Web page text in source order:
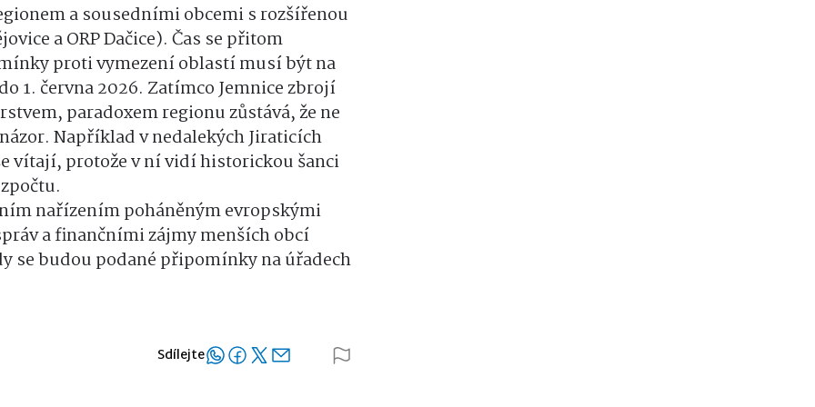
a sousedními obcemi s rozšířenou
a ORP Dačice). Čas se přitom
proti vymezení oblastí musí být na
1. června 2026. Zatímco Jemnice zbrojí
paradoxem regionu zůstává, že ne
Například v nedalekých Jiraticích
vítají, protože v ní vidí historickou šanci
nařízením poháněným evropskými
a finančními zájmy menších obcí
se budou podané připomínky na úřadech
Sdílejte